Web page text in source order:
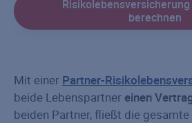
berechnen
Mit einer Partner-
beide Lebenspartner einen
beiden Partner, fließt die gesamte